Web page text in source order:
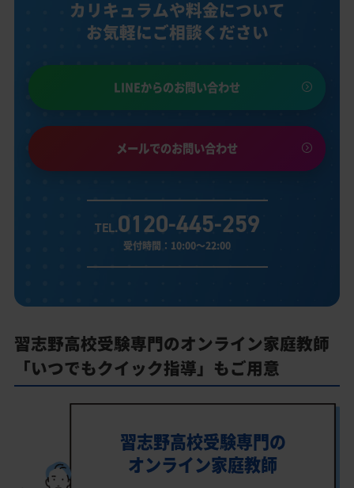
カリキュラムや料金について
お気軽にご相談ください
LINEからのお問い合わせ
メールでのお問い合わせ
TEL.0120-445-259
受付時間：10:00～22:00
習志野高校受験専門のオンライン家庭教師
「いつでもクイック指導」もご用意
習志野高校受験専門の
オンライン家庭教師